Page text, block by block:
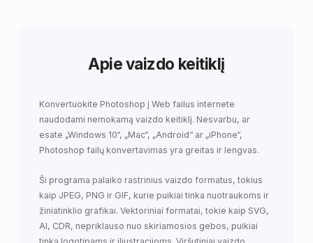
Apie vaizdo keitiklį
Konvertuokite Photoshop į Web failus internete
naudodami nemokamą vaizdo keitiklį. Nesvarbu, ar
esate „Windows 10“, „Mac“, „Android“ ar „iPhone“,
Photoshop failų konvertavimas yra greitas ir lengvas.
Ši programa palaiko rastrinius vaizdo formatus, tokius
kaip JPEG, PNG ir GIF, kurie puikiai tinka nuotraukoms ir
žiniatinklio grafikai. Vektoriniai formatai, tokie kaip SVG,
AI, CDR, nepriklauso nuo skiriamosios gebos, puikiai